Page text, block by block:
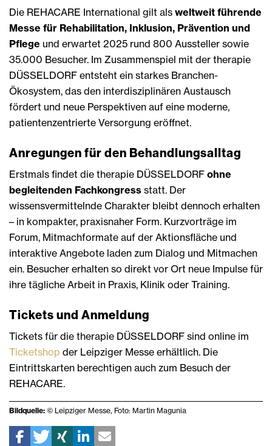
Die REHACARE International gilt als weltweit führende
Messe für Rehabilitation, Inklusion, Prävention und
Pflege und erwartet 2025 rund 800 Aussteller sowie
35.000 Besucher. Im Zusammenspiel mit der therapie
DÜSSELDORF entsteht ein starkes Branchen-
Ökosystem, das den interdisziplinären Austausch
fördert und neue Perspektiven auf eine moderne,
patientenzentrierte Versorgung eröffnet.
Anregungen für den Behandlungsalltag
Erstmals findet die therapie DÜSSELDORF ohne
begleitenden Fachkongress statt. Der
wissensvermittelnde Charakter bleibt dennoch erhalten
– in kompakter, praxisnaher Form. Kurzvorträge im
Forum, Mitmachformate auf der Aktionsfläche und
interaktive Angebote laden zum Dialog und Mitmachen
ein. Besucher erhalten so direkt vor Ort neue Impulse für
ihre tägliche Arbeit in Praxis, Klinik oder Training.
Tickets und Anmeldung
Tickets für die therapie DÜSSELDORF sind online im
Ticketshop der Leipziger Messe erhältlich. Die
Eintrittskarten berechtigen auch zum Besuch der
REHACARE.
Bildquelle: © Leipziger Messe, Foto: Martin Magunia